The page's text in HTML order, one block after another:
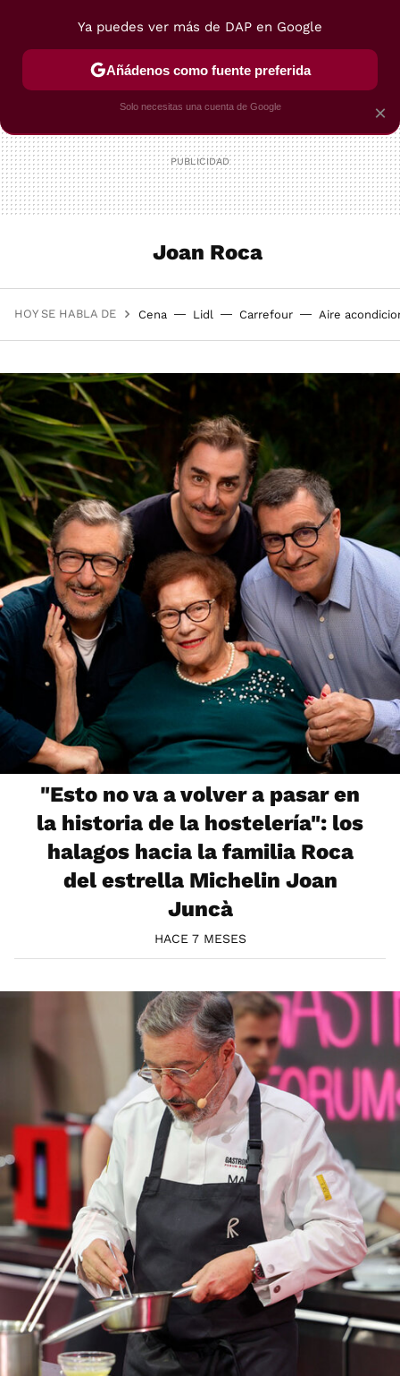
POSTRES VIAJES SELECCIÓN VEGUI
Joan Roca
HOY SE HABLA DE Cena Lidl Carrefour Aire
"Esto no va a volver a pasar en
la historia de la hostelería": los
halagos hacia la familia Roca
del estrella Michelin Joan
Juncà
HACE 7 MESES
×
Ya puedes ver más de DAP en Google
Añádenos como fuente preferida
Solo necesitas una cuenta de Google